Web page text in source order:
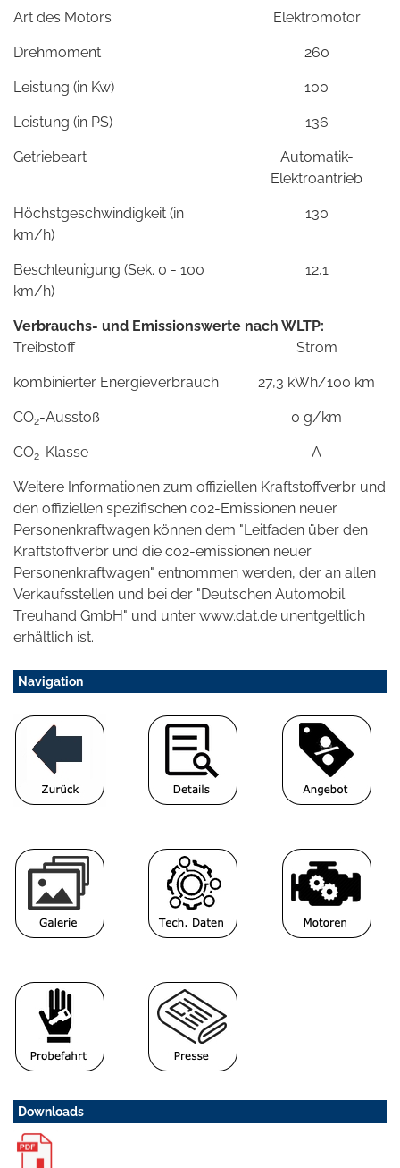
Art des Motors Elektromotor
Drehmoment 260
Leistung (in Kw) 100
Leistung (in PS) 136
Getriebeart
Automatik-
Elektroantrieb
Höchstgeschwindigkeit (in
km/h)
130
Beschleunigung (Sek. 0 - 100
km/h)
12,1
Verbrauchs- und Emissionswerte nach WLTP:
Treibstoff
Strom
kombinierter Energieverbrauch 27,3 kWh/100 km
CO2-Ausstoß 0 g/km
CO2-Klasse A
Weitere Informationen zum offiziellen Kraftstoffverbr und
den offiziellen spezifischen co2-Emissionen neuer
Personenkraftwagen können dem "Leitfaden über den
Kraftstoffverbr und die co2-emissionen neuer
Personenkraftwagen" entnommen werden, der an allen
Verkaufsstellen und bei der "Deutschen Automobil
Treuhand GmbH" und unter www.dat.de unentgeltlich
erhältlich ist.
Navigation
Downloads